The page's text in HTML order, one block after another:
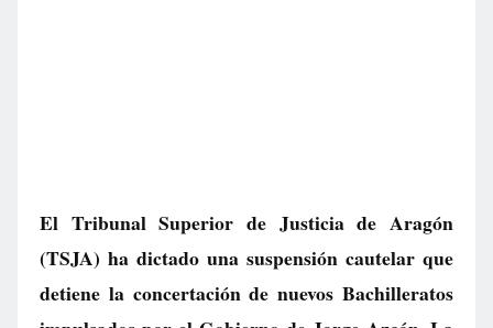
El Tribunal Superior de Justicia de Aragón
(TSJA) ha dictado una suspensión cautelar que
detiene la concertación de nuevos Bachilleratos